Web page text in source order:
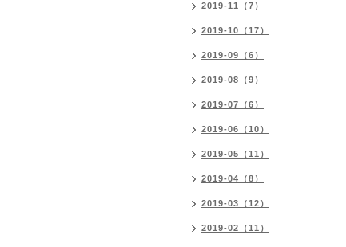
2019-11（7）
2019-10（17）
2019-09（6）
2019-08（9）
2019-07（6）
2019-06（10）
2019-05（11）
2019-04（8）
2019-03（12）
2019-02（11）